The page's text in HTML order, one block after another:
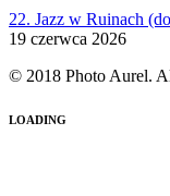
22. Jazz w Ruinach
19 czerwca 2026
© 2018 Photo Aurel.
LOADING